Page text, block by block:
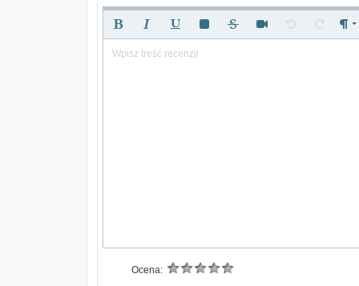
Wpisz treść recenzji
Ocena: